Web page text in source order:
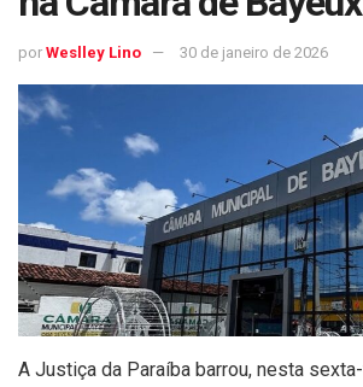
por Weslley Lino 30 de janeiro de 2026
A Justiça da Paraíba barrou, nesta